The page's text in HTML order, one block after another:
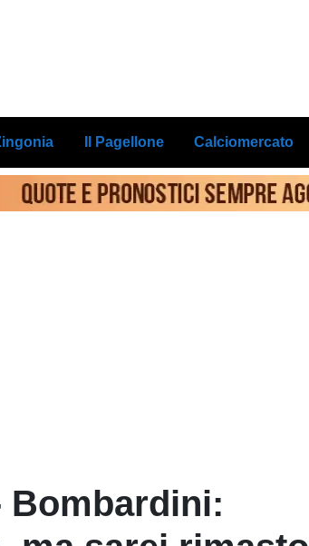
Il Pagellone Calciomercato
Bombardini: